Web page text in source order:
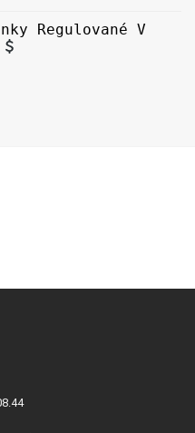
Regulované V